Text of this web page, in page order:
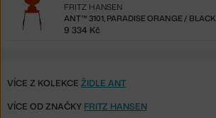
ANT™ 3101, PARADISE ORANGE / BLACK
FRITZ HANSEN
9 334 Kč
VÍCE Z KOLEKCE ŽIDLE ANT
VÍCE OD ZNAČKY FRITZ HANSEN